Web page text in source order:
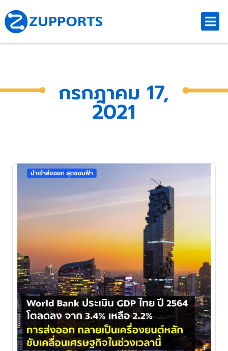
กรกฎาคม 17,
2021